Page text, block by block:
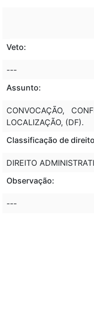
Veto:
---
Assunto:
CONVOCAÇÃO,
LOCALIZAÇÃO, (DF).
Classificação de
DIREITO
Observação:
---